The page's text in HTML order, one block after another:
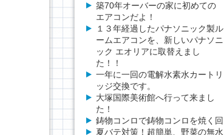
築70年オーバーの家に初めての
エアコンだよ！
１３年経過したパナソニック製ル
ームエアコンを、新しいパナソニ
ック エオリアに取替えまし
た！！
一年に一回の電解水素水カートリ
ッジ交換です。
大塚国際美術館へ行って来まし
た！
鋳物コンロで鋳物コンロを焼く回
夏バテ対策！超簡単、野菜の無水